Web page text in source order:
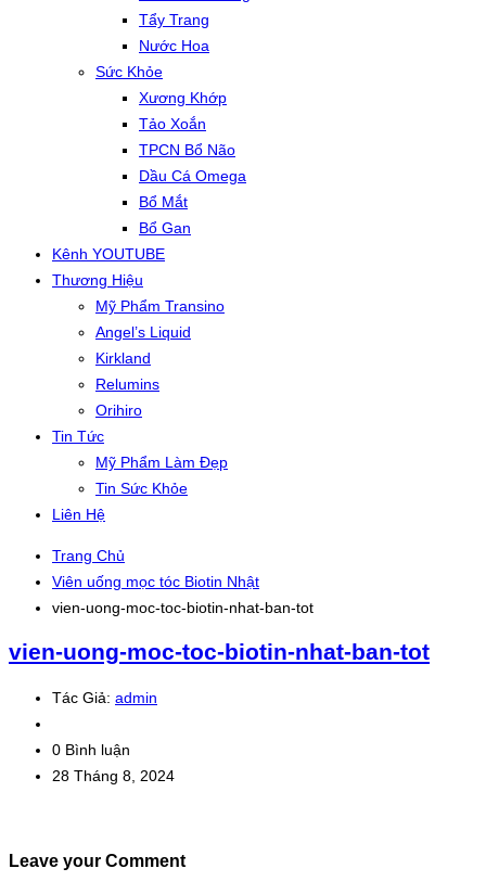
Tẩy Trang
Nước Hoa
Sức Khỏe
Xương Khớp
Tảo Xoắn
TPCN Bổ Não
Dầu Cá Omega
Bổ Mắt
Bổ Gan
Kênh YOUTUBE
Thương Hiệu
Mỹ Phẩm Transino
Angel’s Liquid
Kirkland
Relumins
Orihiro
Tin Tức
Mỹ Phẩm Làm Đẹp
Tin Sức Khỏe
Liên Hệ
Trang Chủ
Viên uống mọc tóc Biotin Nhật
vien-uong-moc-toc-biotin-nhat-ban-tot
vien-uong-moc-toc-biotin-nhat-ban-tot
Tác Giả: admin
0 Bình luận
28 Tháng 8, 2024
Leave your Comment